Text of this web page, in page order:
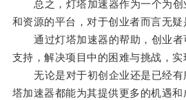
总之，灯塔加速器作为一个为创
和资源的平台，对于创业者而言无疑
通过灯塔加速器的帮助，创业者
支持，解决项目中的困难与挑战，实
无论是对于初创企业还是已经有
塔加速器都能为其提供更多的机遇和